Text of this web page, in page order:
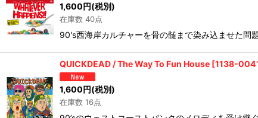
1,600円(税別)
在庫数 40点
90's西海岸カルチャーを骨の髄まで染み込ませた
QUICKDEAD / The Way To Fun House [1138-
1,600 円(税別)
在庫数 16点